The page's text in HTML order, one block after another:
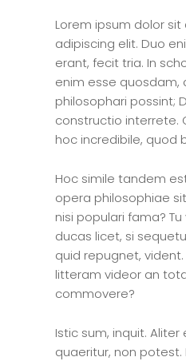
Lorem ipsum dolor
adipiscing elit. Duo
erant, fecit tria. In
enim esse quosdam,
philosophari possint;
constructio interrete.
hoc incredibile, quod
Hoc simile tandem
opera philosophiae
nisi populari fama?
ducas licet, si
quid repugnet,
litteram videor an
commovere?
Istic sum, inquit.
quaeritur, non